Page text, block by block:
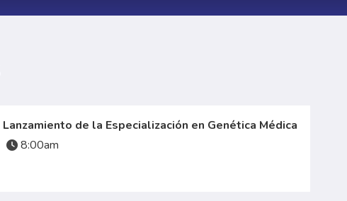
Lanzamiento de la Especialización en Genética Médica
8:00am